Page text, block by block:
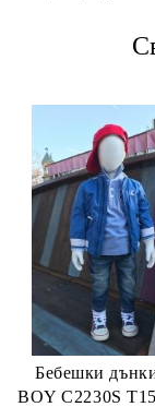
Бебешки
BOY C2230S